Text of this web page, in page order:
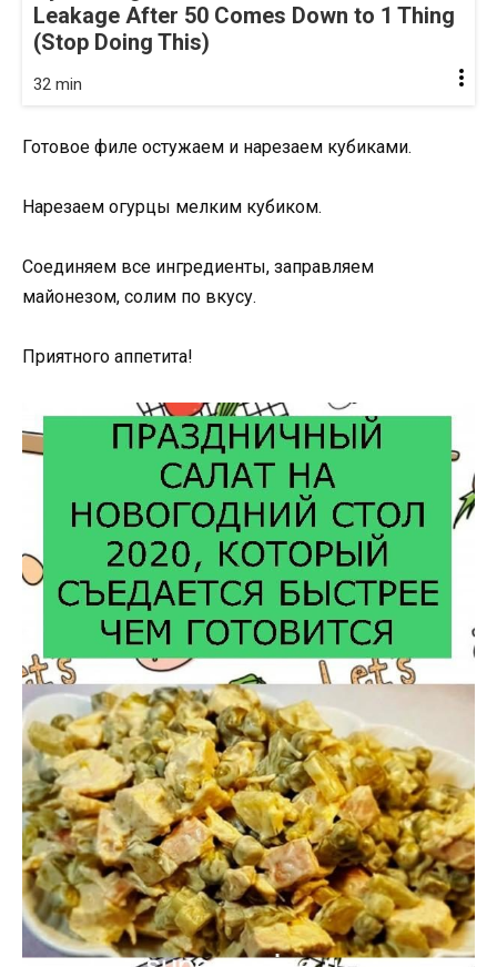
Leakage After 50 Comes Down to 1 Thing
(Stop Doing This)
32 min
Готовое филе остужаем и нарезаем кубиками.
Нарезаем огурцы мелким кубиком.
Соединяем все ингредиенты, заправляем
майонезом, солим по вкусу.
Приятного аппетита!